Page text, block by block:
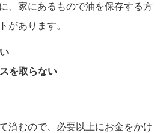
、家にあるもので油を保存する方
があります。
を取らない
済むので、必要以上にお金をかけ